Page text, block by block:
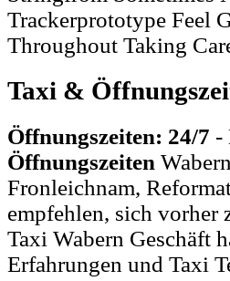
Trackerprototype Feel
Throughout Taking
Taxi &
Öffnungszeiten: 24/7 -
Öffnungszeiten
Fronleichnam,
empfehlen, sich vorher
Taxi Wabern Geschäft
Erfahrungen und Taxi